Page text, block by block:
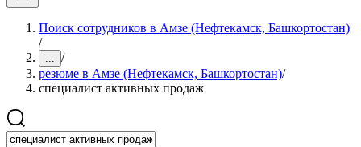
Поиск сотрудников в Амзе (Нефтекамск, Башкортостан)
/
... /
резюме в Амзе (Нефтекамск, Башкортостан)/
специалист активных продаж